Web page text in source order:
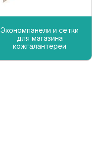
Экономпанели и сетки
для магазина
кожгалантереи